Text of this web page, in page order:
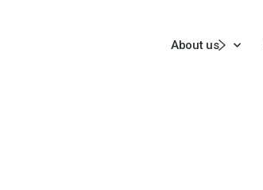
About us